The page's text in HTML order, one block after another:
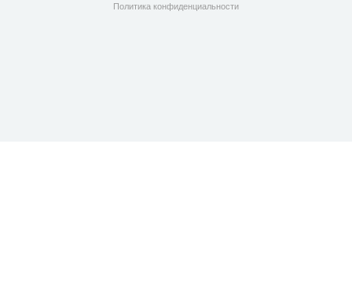
Политика конфиденциальности